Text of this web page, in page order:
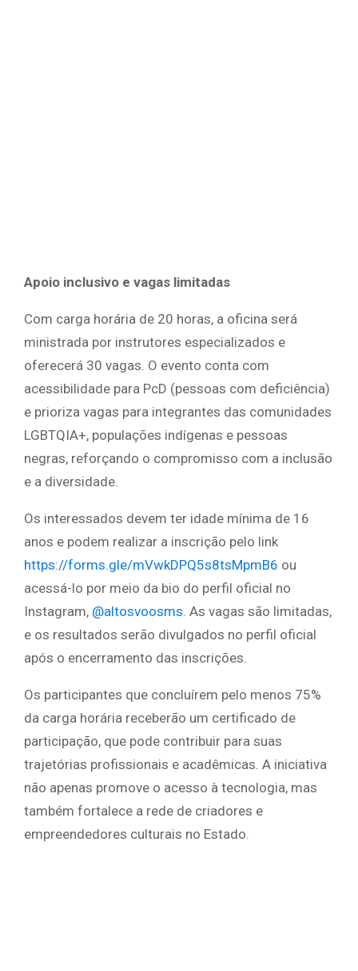
Apoio inclusivo e vagas limitadas
Com carga horária de 20 horas, a oficina será
ministrada por instrutores especializados e
oferecerá 30 vagas. O evento conta com
acessibilidade para PcD (pessoas com deficiência)
e prioriza vagas para integrantes das comunidades
LGBTQIA+, populações indígenas e pessoas
negras, reforçando o compromisso com a inclusão
e a diversidade.
Os interessados devem ter idade mínima de 16
anos e podem realizar a inscrição pelo link
https://forms.gle/mVwkDPQ5s8tsMpmB6 ou
acessá-lo por meio da bio do perfil oficial no
Instagram, @altosvoosms . As vagas são limitadas,
e os resultados serão divulgados no perfil oficial
após o encerramento das inscrições.
Os participantes que concluírem pelo menos 75%
da carga horária receberão um certificado de
participação, que pode contribuir para suas
trajetórias profissionais e acadêmicas. A iniciativa
não apenas promove o acesso à tecnologia, mas
também fortalece a rede de criadores e
empreendedores culturais no Estado.